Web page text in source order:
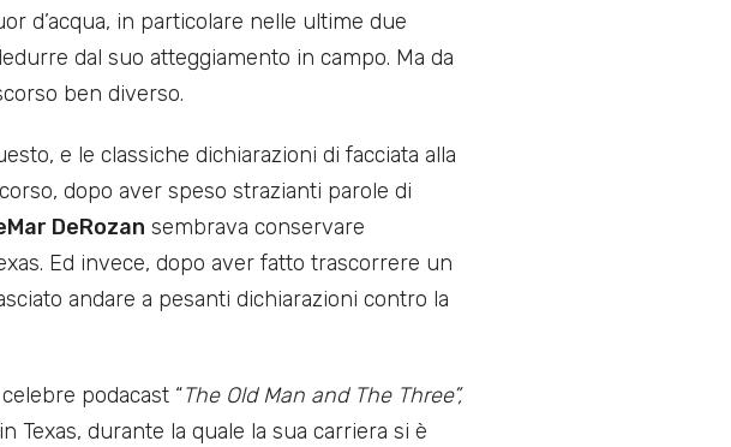
d’acqua, in particolare nelle ultime due
dal suo atteggiamento in campo. Ma da
ben diverso.
e le classiche dichiarazioni di facciata alla
dopo aver speso strazianti parole di
DeRozan sembrava conservare
Ed invece, dopo aver fatto trascorrere un
andare a pesanti dichiarazioni contro la
podacast “The Old Man and The Three”,
Texas, durante la quale la sua carriera si è